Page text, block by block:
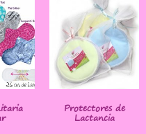
Protectores de
Lactancia